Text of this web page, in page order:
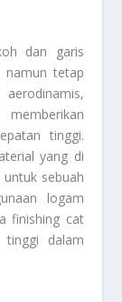
dan garis
namun tetap
tinggi.
yang di
sebuah
logam
finishing cat
tinggi dalam